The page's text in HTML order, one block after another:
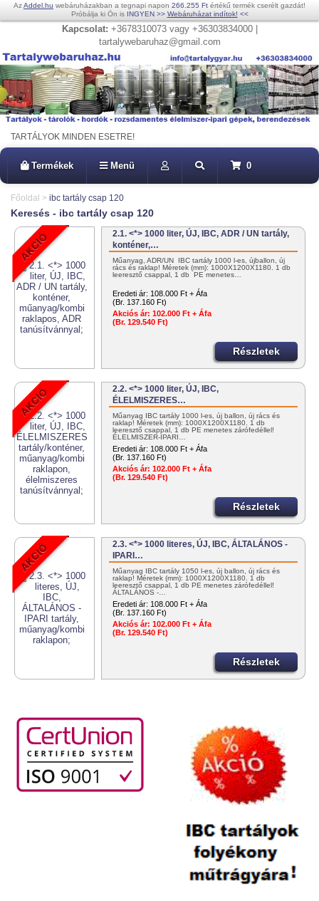
AzAddel.hu webáruházakban a tegnapi napon 266.255 Ft értékű termék cserélt gazdát!
Próbálja ki Ön is INGYEN >> Webáruházat indítok! <<
Kapcsolat: +3678310073 vagy +36303834000 |
tartalywebaruhaz@gmail.com
TARTÁLYOK MINDEN ESETRE!
Termékek Menü 0
Főoldal > ibc tartály csap 120
Keresés - ibc tartály csap 120
2.1. <*> 1000 liter, ÚJ, IBC, ADR / UN tartály,
konténer,…
Műanyag, ADR/UN IBC tartály 1000 l-es, újballon, új
rács és raklap! Méretek (mm): 1000X1200X1180. 1 db
leeresztő csappal, 1 db PE menetes…
Eredeti ár: 108.000 Ft + Áfa
(Br. 137.160 Ft)
Akciós ár: 102.000 Ft + Áfa
(Br. 129.540 Ft)
Részletek
2.2. <*> 1000 liter, ÚJ, IBC,
ÉLELMISZERES…
Műanyag IBC tartály 1000 l-es, új ballon, új rács és
raklap! Méretek (mm): 1000X1200X1180. 1 db
leeresztő csappal, 1 db PE menetes zárófedéllel!
ÉLELMISZER-IPARI…
Eredeti ár: 108.000 Ft + Áfa
(Br. 137.160 Ft)
Akciós ár: 102.000 Ft + Áfa
(Br. 129.540 Ft)
Részletek
2.3. <*> 1000 literes, ÚJ, IBC, ÁLTALÁNOS -
IPARI…
Műanyag IBC tartály 1050 l-es, új ballon, új rács és
raklap! Méretek (mm): 1000X1200X1180. 1 db
leeresztő csappal, 1 db PE menetes zárófedéllel!
ÁLTALÁNOS -…
Eredeti ár: 108.000 Ft + Áfa
(Br. 137.160 Ft)
Akciós ár: 102.000 Ft + Áfa
(Br. 129.540 Ft)
Részletek